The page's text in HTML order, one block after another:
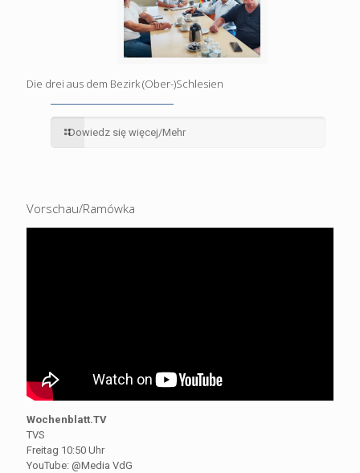
Die drei aus dem Bezirk (Ober-)Schlesien
Dowiedz się więcej/Mehr
Vorschau/Ramówka
Wochenblatt.TV
TVS
Freitag 10:50 Uhr
YouTube: @Media VdG